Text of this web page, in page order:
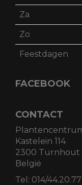
Za
Zo
Feestdagen
FACEBOOK
CONTACT
Kastelein 114
2300 Turnhout
België
Tel: 014/44.20.77